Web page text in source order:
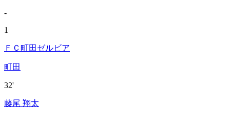
-
1
ＦＣ町田ゼルビア
町田
32'
藤尾 翔太